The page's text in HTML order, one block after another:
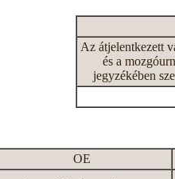
Az átjelentkezett
és a
jegyzékében
OE